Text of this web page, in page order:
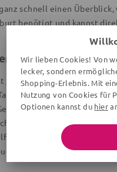
schnell einen Überblick,
benötigt und kannst
Geburtstag &
erblicken, drücken viele
dem Geburtstag,
sind etwas
schenken, weißt aber
Stöbere dich durch
– alles ist
sorgsam
Wir lieben Cookies! Von
lecker, sondern
Shopping-Erlebnis. Mit
Nutzung von Cookies für
Optionen kannst du hier